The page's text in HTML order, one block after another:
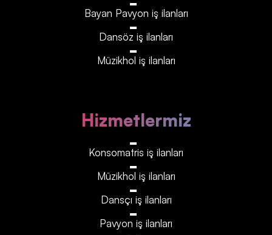
Bayan Pavyon iş ilanları
Dansöz iş ilanları
Müzikhol iş ilanları
Hizmetlermiz
Konsomatris iş ilanları
Müzikhol iş ilanları
Dansçı iş ilanları
Pavyon iş ilanları